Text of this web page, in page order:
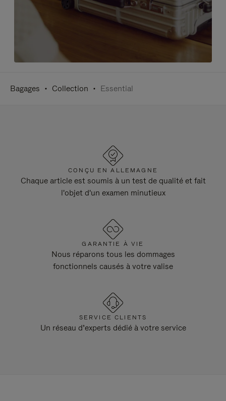
Bagages Collection Essential
CONÇU EN ALLEMAGNE
Chaque article est soumis à un test de qualité et fait
l'objet d'un examen minutieux
GARANTIE À VIE
Nous réparons tous les dommages
fonctionnels causés à votre valise
SERVICE CLIENTS
Un réseau d’experts dédié à votre service